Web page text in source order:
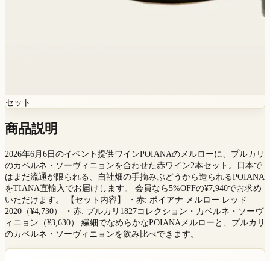
セット
商品説明
2026年6月6日のイベント提供ワインPOIANAのメルローに、プルカリ
のカベルネ・ソーヴィニョンを合わせた赤ワイン2本セット。日本で
はまだ流通が限られる、自社畑の手摘みぶどうから造られるPOIANA
をTIANA直輸入でお届けします。 会員なら5%OFFの¥7,940でお求め
いただけます。 【セット内容】 ・赤: ポイアナ メルロー レッド
2020（¥4,730） ・赤: プルカリ1827コレクション・カベルネ・ソーヴ
ィニョン（¥3,630） 繊細でなめらかなPOIANAメルローと、プルカリ
のカベルネ・ソーヴィニョンを飲み比べできます。